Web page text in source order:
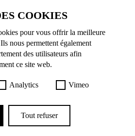
COOKIES
pour vous offrir la meilleure
nous permettent également
des utilisateurs afin
ce site web.
Analytics Vimeo
Tout refuser